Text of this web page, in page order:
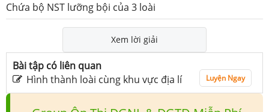
Chứa bộ NST lưỡng bội của 3 loài
Xem lời giải
Bài tập có liên quan
Hình thành loài cùng khu vực địa lí
Luyện Ngay